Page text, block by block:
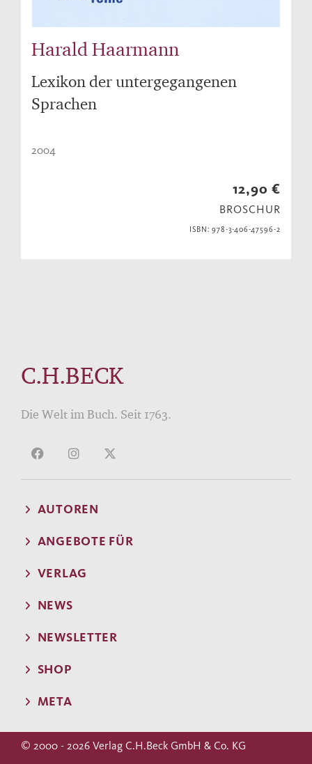
Harald Haarmann
Lexikon der untergegangenen
Sprachen
2004
12,90 €
BROSCHUR
ISBN: 978-3-406-47596-2
C.H.BECK
Die Welt im Buch. Seit 1763.
AUTOREN
ANGEBOTE FÜR
VERLAG
NEWS
NEWSLETTER
SHOP
META
© 2000 - 2026 Verlag C.H.Beck GmbH & Co. KG